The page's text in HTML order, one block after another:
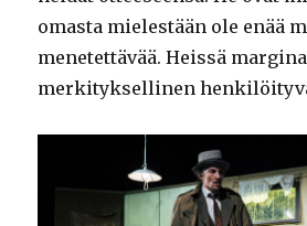
omasta mielestään ole enää
menetettävää. Heissä
merkityksellinen